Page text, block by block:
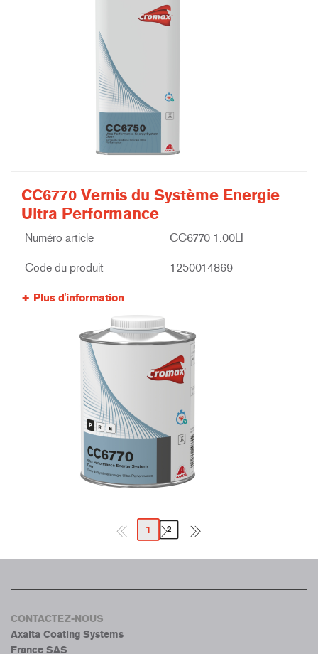
CC6770 Vernis du Système Energie
Ultra Performance
Numéro article CC6770 1.00LI
Code du produit 1250014869
Plus d'information
1 2
CONTACTEZ-NOUS
Axalta Coating Systems
France SAS